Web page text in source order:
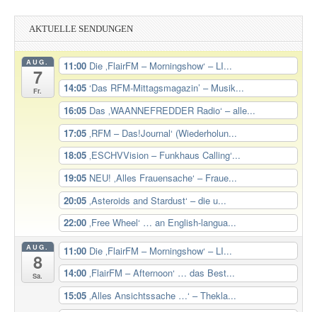
AKTUELLE SENDUNGEN
AUG.
7
Fr.
11:00 Die ‚FlairFM – Morningshow‘ – LI...
14:05 ‘Das RFM-Mittagsmagazin’ – Musik...
16:05 Das ‚WAANNEFREDDER Radio‘ – alle...
17:05 ‚RFM – Das!Journal‘ (Wiederholun...
18:05 ‚ESCHVVision – Funkhaus Calling‘...
19:05 NEU! ‚Alles Frauensache‘ – Fraue...
20:05 ‚Asteroids and Stardust‘ – die u...
22:00 ‚Free Wheel‘ … an English-langua...
AUG.
8
Sa.
11:00 Die ‚FlairFM – Morningshow‘ – LI...
14:00 ‚FlairFM – Afternoon‘ … das Best...
15:05 ‚Alles Ansichtssache …‘ – Thekla...